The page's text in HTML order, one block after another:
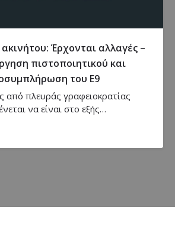
Έρχονται αλλαγές –
πιστοποιητικού και
του Ε9
από πλευράς γραφειοκρατίας
να είναι στο εξής…